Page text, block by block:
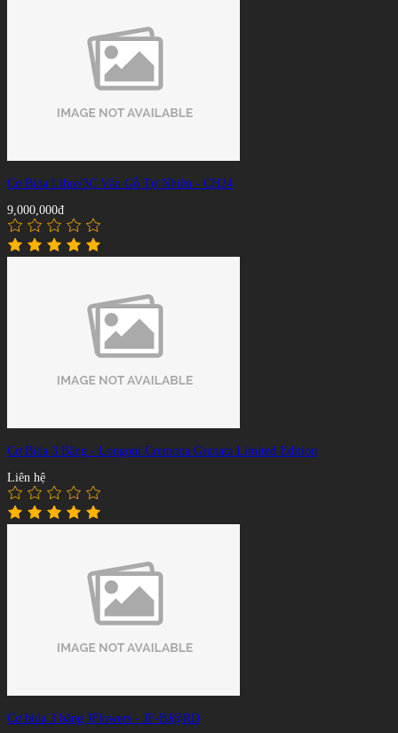
Cơ Bida Libre/3C Vân Gỗ Tự Nhiên - CH24
9,000,000đ
Cơ Bida 3 Băng - Longoni Cremona Granata Limited Edition
Liên hệ
Cơ bida 3 băng JFlowers - JF-BJ@RD